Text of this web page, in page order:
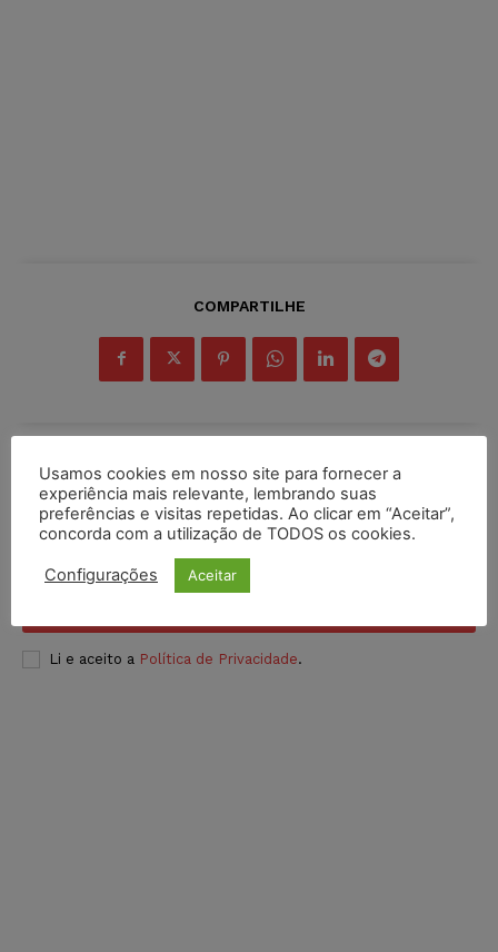
COMPARTILHE
Inscreva-se
Li e aceito a Política de Privacidade.
Usamos cookies em nosso site para fornecer a
experiência mais relevante, lembrando suas
preferências e visitas repetidas. Ao clicar em “Aceitar”,
concorda com a utilização de TODOS os cookies.
Configurações Aceitar